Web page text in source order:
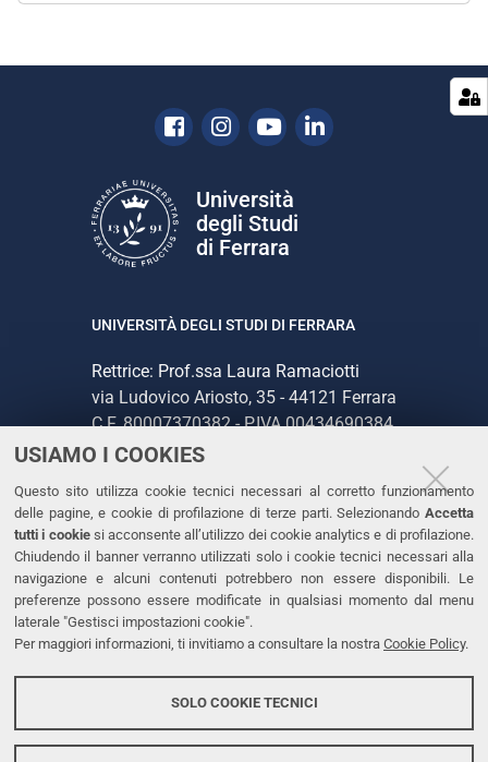
USIAMO I COOKIES
Questo sito utilizza cookie tecnici necessari al corretto funzionamento
delle pagine, e cookie di profilazione di terze parti. Selezionando Accetta
tutti i cookiesi acconsente all’utilizzo dei cookie analytics e di profilazione.
Chiudendo il banner verranno utilizzati solo i cookie tecnici necessari alla
navigazione e alcuni contenuti potrebbero non essere disponibili. Le
preferenze possono essere modificate in qualsiasi momento dal menu
laterale "Gestisci impostazioni cookie".
Per maggiori informazioni, ti invitiamo a consultare la nostra Cookie Policy.
SOLO COOKIE TECNICI
Facebook
Instagram
YoutubeLinkedin
Università
degli Studi
di Ferrara
UNIVERSITÀ DEGLI STUDI DI FERRARA
Rettrice: Prof.ssa Laura Ramaciotti
via Ludovico Ariosto, 35 - 44121 Ferrara
C.F. 80007370382 - P.IVA 00434690384
CONTATTI
Tel. +39 0532 293111
Fax. +39 0532 293031
PEC
LINKS
Accessibilità
Protezione dati personali